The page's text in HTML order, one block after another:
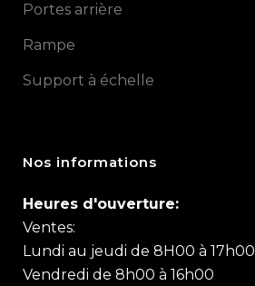
Portes arrière
Rampe
Support à échelle
Nos informations
Heures d'ouverture:
Ventes:
Lundi au jeudi de 8H00 à 17h00
Vendredi de 8h00 à 16h00